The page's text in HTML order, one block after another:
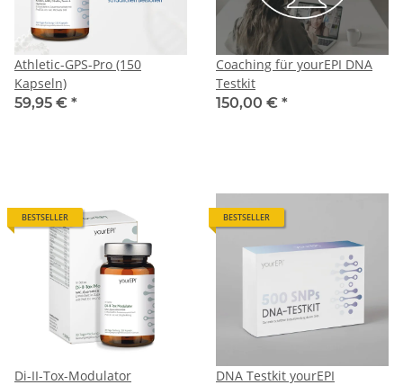
Athletic-GPS-Pro (150
Kapseln)
59,95 € *
Coaching für yourEPI DNA
Testkit
150,00 € *
BESTSELLER
Di-II-Tox-Modulator
BESTSELLER
DNA Testkit yourEPI